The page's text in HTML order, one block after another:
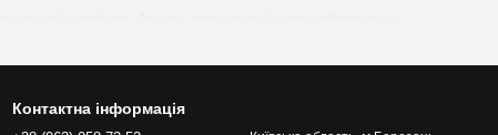
що допомагають військовим особам залишатися
Контактна інформація